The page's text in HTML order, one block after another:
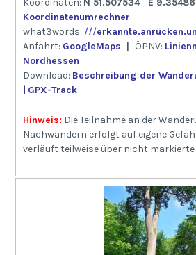
Koordinaten: N 51.507534 E
Koordinatenumrechner
what3words: ///
Anfahrt: GoogleMaps ÖPNV:
Nordhessen
Download: Beschreibung der
| GPX-Track
Hinweis: Die Teilnahme an der
Nachwandern erfolgt auf eigene
verläuft teilweise über nicht markierte